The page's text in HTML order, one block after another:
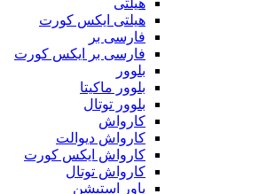
هیلتی ایکس کورت
فارسی بر
فارسی بر ایکس کورت
بلوور
بلوور ماکیتا
بلوور توتال
کارواش
کارواش دیوالت
کارواش ایکس کورت
کارواش توتال
پاور استیشن